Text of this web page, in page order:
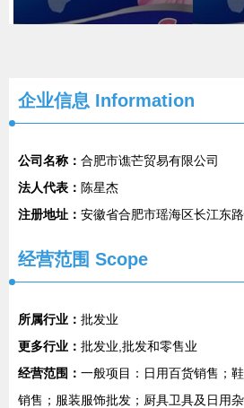
企业信息 Information
公司名称： 合肥市谯芒贸易有限公司
法人代表： 陈星杰
注册地址： 安徽省合肥市瑶海区长江东
经营范围 Scope
所属行业： 批发业
更多行业： 批发业,批发和零售业
经营范围： 一般项目：日用百货销售；
销售；服装服饰批发；厨具卫具及日用